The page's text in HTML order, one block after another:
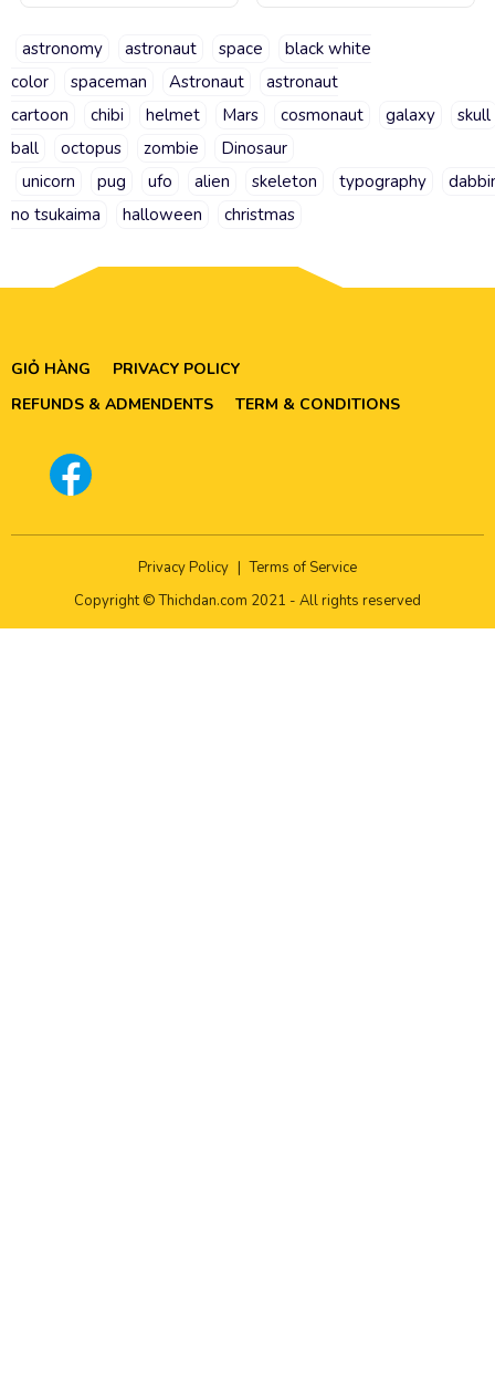
astronomy astronaut space
black white
color
spaceman Astronaut
astronaut
cartoon
chibi helmet Mars cosmonaut galaxy
skull
ball
octopus zombie
Dinosaur
unicorn
pug ufo alien skeleton typography
no tsukaima
halloween christmas
GIỎ HÀNG
PRIVACY POLICY
REFUNDS & ADMENDENTS
TERM & CONDITIONS
Privacy Policy | Terms of Service
Copyright © Thichdan.com 2021 - All rights reserved